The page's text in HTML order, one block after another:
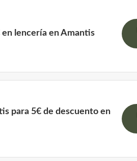
lencería en Amantis
para 5€ de descuento en